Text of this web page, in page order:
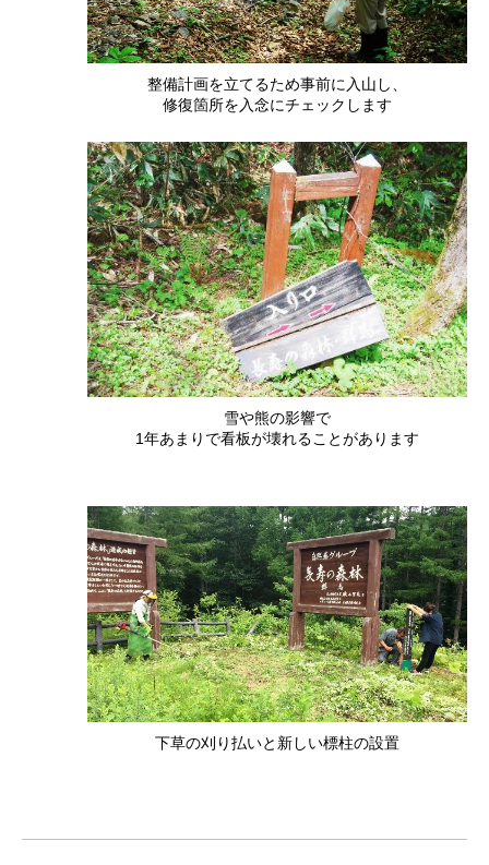
整備計画を立てるため事前に入山し、
修復箇所を入念にチェックします
雪や熊の影響で
1年あまりで看板が壊れることがあります
下草の刈り払いと新しい標柱の設置